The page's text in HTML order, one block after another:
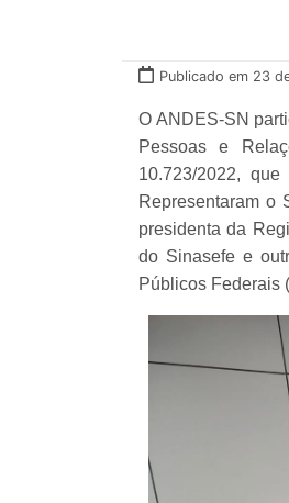
Publicado em 23
O ANDES-SN
Pessoas e
10.723/2022,
Representaram o
presidenta da
do Sinasefe e
Públicos Federais